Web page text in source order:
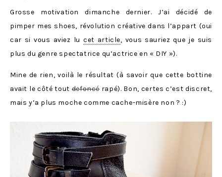
Grosse motivation dimanche dernier. J’ai décidé de
pimper mes shoes, révolution créative dans l’appart (oui
car si vous aviez lu cet article, vous sauriez que je suis
plus du genre spectatrice qu’actrice en « DIY »).
Mine de rien, voilà le résultat (à savoir que cette bottine
avait le côté toutdefoncérapé). Bon, certes c’est discret,
mais y’a plus moche comme cache-misère non ? :)